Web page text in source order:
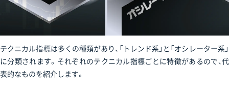
テクニカル指標は多くの種類があり、「トレンド系」と「オシレーター系」
に分類されます。それぞれのテクニカル指標ごとに特徴があるので、代
表的なものを紹介します。